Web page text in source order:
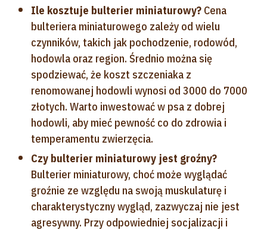
Ile kosztuje bulterier miniaturowy? Cena
bulteriera miniaturowego zależy od wielu
czynników, takich jak pochodzenie, rodowód,
hodowla oraz region. Średnio można się
spodziewać, że koszt szczeniaka z
renomowanej hodowli wynosi od 3000 do 7000
złotych. Warto inwestować w psa z dobrej
hodowli, aby mieć pewność co do zdrowia i
temperamentu zwierzęcia.
Czy bulterier miniaturowy jest groźny?
Bulterier miniaturowy, choć może wyglądać
groźnie ze względu na swoją muskulaturę i
charakterystyczny wygląd, zazwyczaj nie jest
agresywny. Przy odpowiedniej socjalizacji i